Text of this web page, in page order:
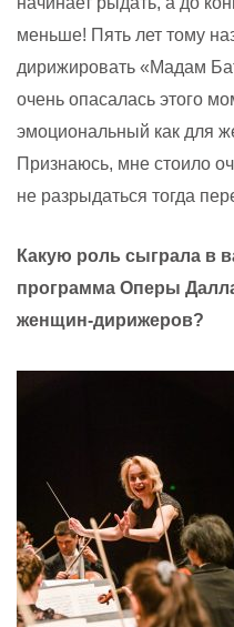
меньше! Пять лет тому
дирижировать «Мадам
очень опасалась этого
эмоциональный как для
Признаюсь, мне стоило
не разрыдаться тогда
Какую роль сыграла в
программа Оперы
женщин-дирижеров?